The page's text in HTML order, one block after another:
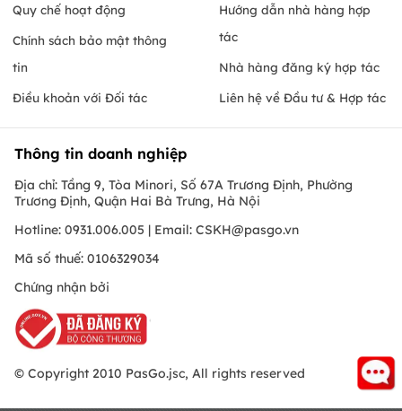
Quy chế hoạt động
Chính sách bảo mật thông
tin
Điều khoản với Đối tác
Hướng dẫn nhà hàng hợp
tác
Nhà hàng đăng ký hợp tác
Liên hệ về Đầu tư & Hợp tác
Thông tin doanh nghiệp
Địa chỉ: Tầng 9, Tòa Minori, Số 67A Trương Định, Phường
Trương Định, Quận Hai Bà Trưng, Hà Nội
Hotline: 0931.006.005 | Email: CSKH@pasgo.vn
Mã số thuế: 0106329034
Chứng nhận bởi
© Copyright 2010 PasGo.jsc, All rights reserved